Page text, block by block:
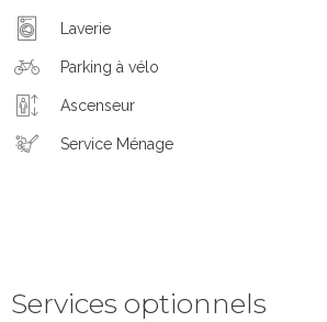
Laverie
Parking à vélo
Ascenseur
Service Ménage
Services optionnels